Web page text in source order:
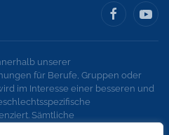
unserer
für Berufe, Gruppen oder
im Interesse einer besseren und
Sämtliche